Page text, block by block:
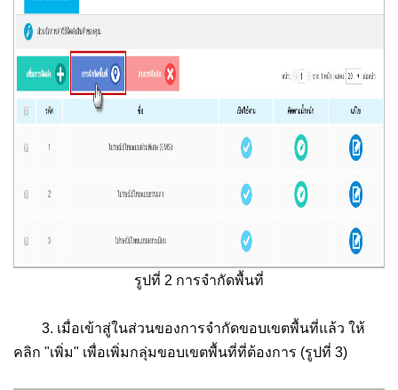
รูปที่ 2 การจำกัดพื้นที่
3. เมื่อเข้าสู่ในส่วนของการจำกัดขอบเขตพื้นที่แล้ว ให้
คลิก "เพิ่ม" เพื่อเพิ่มกลุ่มขอบเขตพื้นที่ที่ต้องการ (รูปที่ 3)